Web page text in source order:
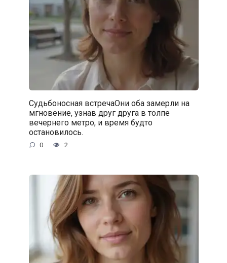
Судьбоносная встречаОни оба замерли на
мгновение, узнав друг друга в толпе
вечернего метро, и время будто
остановилось.
0 2